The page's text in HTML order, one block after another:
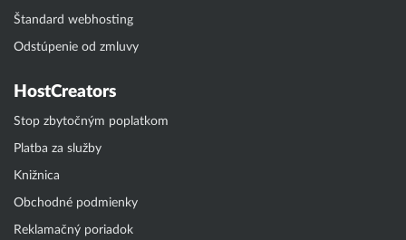
Štandard webhosting
Odstúpenie od zmluvy
HostCreators
Stop zbytočným poplatkom
Platba za služby
Knižnica
Obchodné podmienky
Reklamačný poriadok